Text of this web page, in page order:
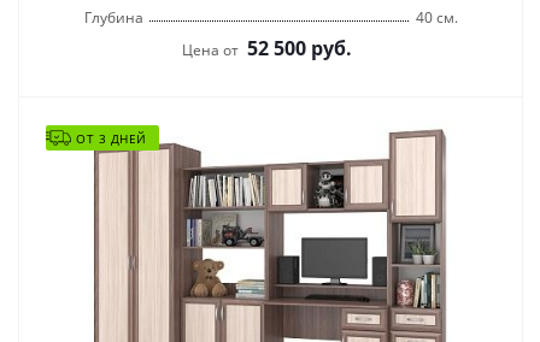
Глубина
40 см.
Цена от 52 500 руб.
ОТ 3 ДНЕЙ